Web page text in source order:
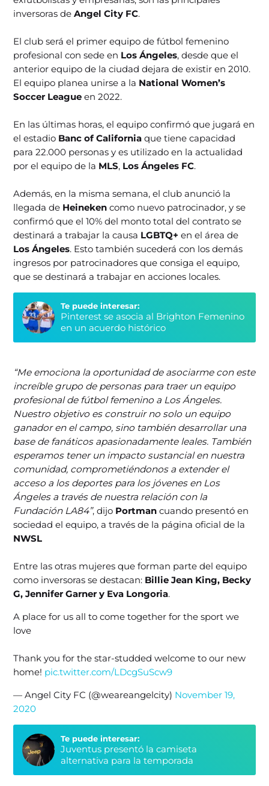
inversoras deAngel City FC.
El club será el primer equipo de fútbol femenino
profesional con sede en Los Ángeles, desde que el
anterior equipo de la ciudad dejara de existir en 2010.
El equipo planea unirse a la National Women’s
Soccer League en 2022.
En las últimas horas, el equipo confirmó que jugará en
el estadio Banc of California que tiene capacidad
para 22.000 personas y es utilizado en la actualidad
por el equipo de la MLS, Los Ángeles FC.
Además, en la misma semana, el club anunció la
llegada de Heineken como nuevo patrocinador, y se
confirmó que el 10% del monto total del contrato se
destinará a trabajar la causa LGBTQ+ en el área de
Los Ángeles. Esto también sucederá con los demás
ingresos por patrocinadores que consiga el equipo,
que se destinará a trabajar en acciones locales.
Te puede interesar:
Pinterest se asocia al Brighton Femenino
en un acuerdo histórico
“Me emociona la oportunidad de asociarme con este
increíble grupo de personas para traer un equipo
profesional de fútbol femenino a Los Ángeles.
Nuestro objetivo es construir no solo un equipo
ganador en el campo, sino también desarrollar una
base de fanáticos apasionadamente leales. También
esperamos tener un impacto sustancial en nuestra
comunidad, comprometiéndonos a extender el
acceso a los deportes para los jóvenes en Los
Ángeles a través de nuestra relación con la
Fundación LA84”, dijo Portman cuando presentó en
sociedad el equipo, a través de la página oficial de la
NWSL
Entre las otras mujeres que forman parte del equipo
como inversoras se destacan: Billie Jean King, Becky
G, Jennifer Garner y Eva Longoria.
A place for us all to come together for the sport we
love
Thank you for the star-studded welcome to our new
home! pic.twitter.com/LDcgSuScw9
— Angel City FC (@weareangelcity) November 19,
2020
Te puede interesar:
Juventus presentó la camiseta
alternativa para la temporada